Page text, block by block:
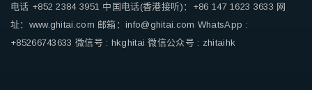
电话 +852 2384 3951 中国电话(香港接听)：+86 147 1623 3633 网
址：www.ghitai.com 邮箱：info@ghitai.com WhatsApp :
+85266743633 微信号 : hkghitai 微信公众号 : zhitaihk